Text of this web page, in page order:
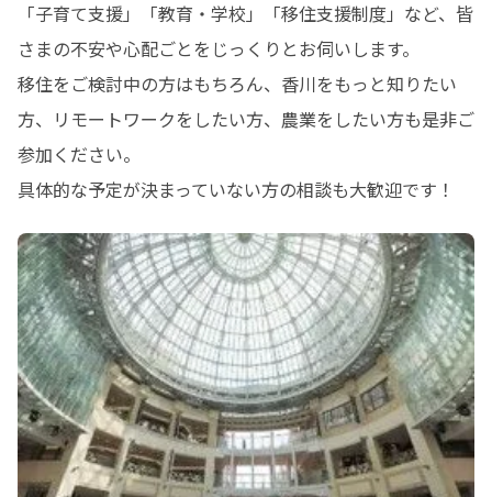
「子育て支援」「教育・学校」「移住支援制度」など、皆
さまの不安や心配ごとをじっくりとお伺いします。
移住をご検討中の方はもちろん、香川をもっと知りたい
方、リモートワークをしたい方、農業をしたい方も是非ご
参加ください。
具体的な予定が決まっていない方の相談も大歓迎です！